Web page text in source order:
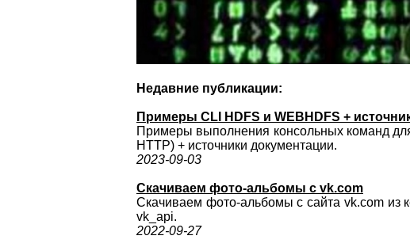
Недавние публикации:
Примеры CLI HDFS и WEBHDFS +
Примеры выполнения консольных команд
HTTP) + источники документации.
2023-09-03
Скачиваем фото-альбомы с vk.com
Скачиваем фото-альбомы с сайта vk.com из
vk_api.
2022-09-27